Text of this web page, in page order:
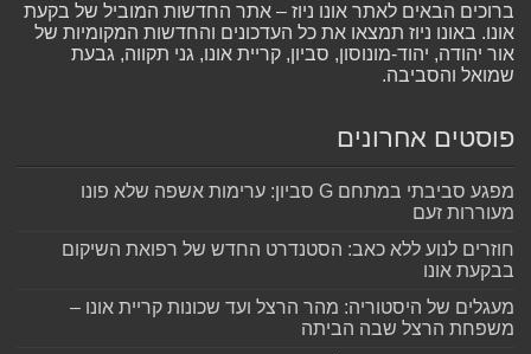
ברוכים הבאים לאתר אונו ניוז – אתר החדשות המוביל של בקעת
אונו. באונו ניוז תמצאו את כל העדכונים והחדשות המקומיות של
אור יהודה, יהוד-מונוסון, סביון, קריית אונו, גני תקווה, גבעת
שמואל והסביבה.
פוסטים אחרונים
מפגע סביבתי במתחם G סביון: ערימות אשפה שלא פונו
מעוררות זעם
חוזרים לנוע ללא כאב: הסטנדרט החדש של רפואת השיקום
בבקעת אונו
מעגלים של היסטוריה: מהר הרצל ועד שכונות קריית אונו –
משפחת הרצל שבה הביתה